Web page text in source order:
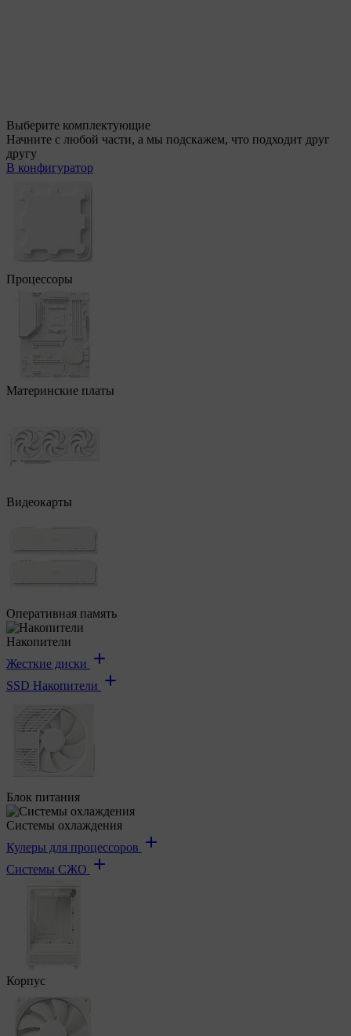
Выберите комплектующие
Начните с любой части, а мы подскажем, что подходит друг
другу
В конфигуратор
Процессоры
Материнские платы
Видеокарты
Оперативная память
Накопители
Жесткие диски
SSD Накопители
Блок питания
Системы охлаждения
Кулеры для процессоров
Системы СЖО
Корпус